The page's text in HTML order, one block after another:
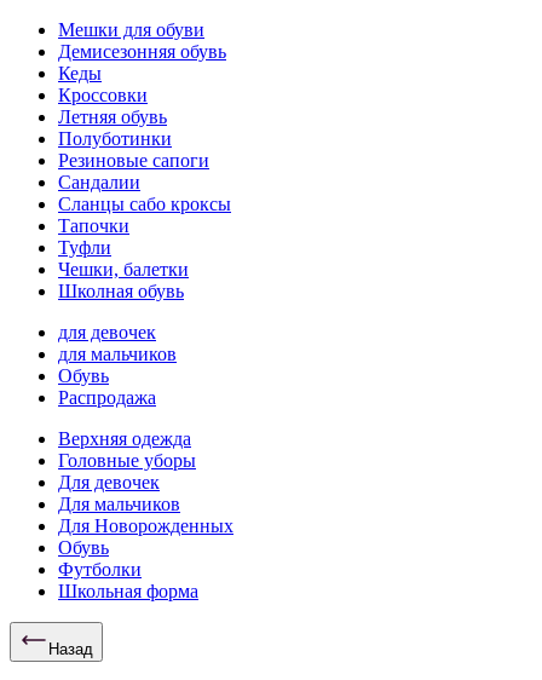
Мешки для обуви
Демисезонняя обувь
Кеды
Кроссовки
Летняя обувь
Полуботинки
Резиновые сапоги
Сандалии
Сланцы сабо кроксы
Тапочки
Туфли
Чешки, балетки
Школная обувь
для девочек
для мальчиков
Обувь
Распродажа
Верхняя одежда
Головные уборы
Для девочек
Для мальчиков
Для Новорожденных
Обувь
Футболки
Школьная форма
Назад